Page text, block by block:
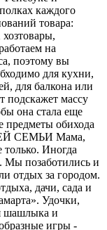
каждого
товара:
на
поэтому вы
для кухни,
для балкона или
массу
она стала еще
предметы обихода
СЕМЬИ Мама,
только. Иногда
Мы позаботились и
отдых за городом.
дачи, сада и
Удочки,
шашлыка и
игры -